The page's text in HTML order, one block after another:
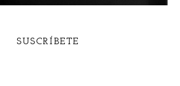
SUSCRÍBETE